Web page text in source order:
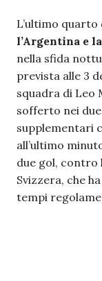
L’ultimo
l’Argentina e
nella sfida
prevista alle 3
squadra di Leo
sofferto nei
supplementari
all’ultimo
due gol, contro
Svizzera, che
tempi